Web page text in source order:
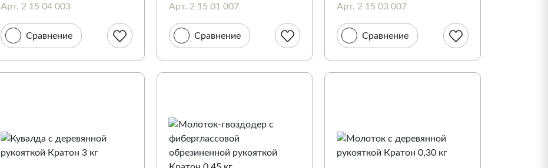
Арт. 2 15 04 003
Сравнение
Арт. 2 15 01 007
Сравнение
Арт. 2 15 03 007
Сравнение